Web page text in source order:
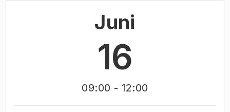
Juni
16
09:00 - 12:00